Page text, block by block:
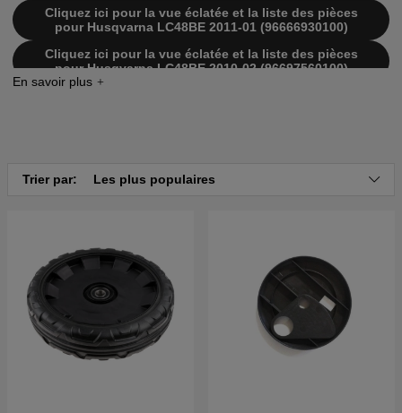
Cliquez ici pour la vue éclatée et la liste des pièces
pour Husqvarna LC48BE 2011-01 (96666930100)
Cliquez ici pour la vue éclatée et la liste des pièces
pour Husqvarna LC48BE 2010-02 (96697560100)
Trier par: Les plus populaires